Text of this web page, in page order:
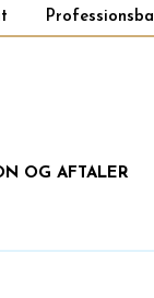
OG AFTALER